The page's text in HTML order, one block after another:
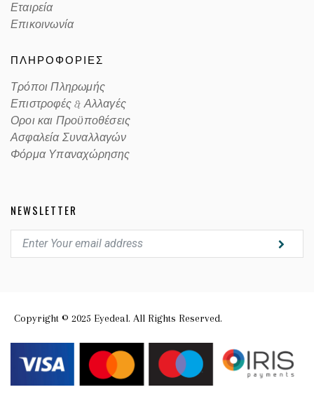
Εταιρεία
Επικοινωνία
ΠΛΗΡΟΦΟΡΙΕΣ
Τρόποι Πληρωμής
Επιστροφές & Αλλαγές
Οροι και Προϋποθέσεις
Ασφαλεία Συναλλαγών
Φόρμα Υπαναχώρησης
NEWSLETTER
Copyright © 2025 Eyedeal. All Rights Reserved.